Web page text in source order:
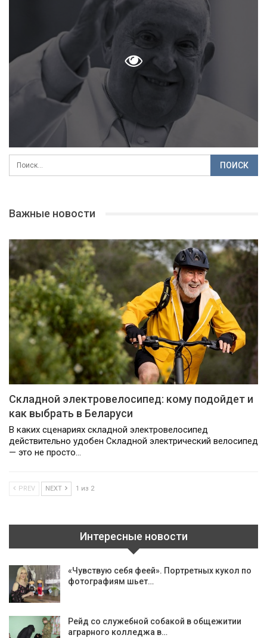
Важные новости
Складной электровелосипед: кому подойдет и
как выбрать в Беларуси
В каких сценариях складной электровелосипед
действительно удобен Складной электрический велосипед
— это не просто…
PREV NEXT 1 из 2
Интересные новости
«Чувствую себя феей». Портретных кукол по
фотографиям шьет…
Рейд со служебной собакой в общежитии
аграрного колледжа в…